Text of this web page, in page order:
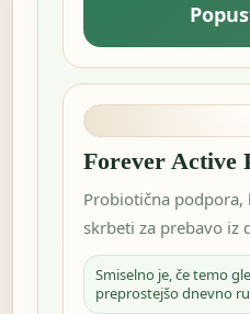
Forever Active
Probiotična podpora,
skrbeti za prebavo iz
Smiselno je, če temo
preprostejšo dnevno